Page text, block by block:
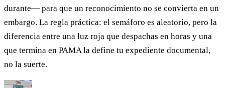
durante— para que un reconocimiento no se convierta en un
embargo. La regla práctica: el semáforo es aleatorio, pero la
diferencia entre una luz roja que despachas en horas y una
que termina en PAMA la define tu expediente documental,
no la suerte.